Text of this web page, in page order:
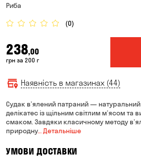
Риба
(0)
238,00
грн за 200 г
Наявність в магазинах (44)
Судак в’ялений патраний —
делікатес із щільним світлим м’ясом
смаком. Завдяки класичному методу
природну… Детальніше
УМОВИ ДОСТАВКИ